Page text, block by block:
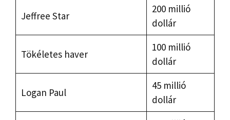
Jeffree Star
200 millió
dollár
Tökéletes haver
100 millió
dollár
Logan Paul
45 millió
dollár